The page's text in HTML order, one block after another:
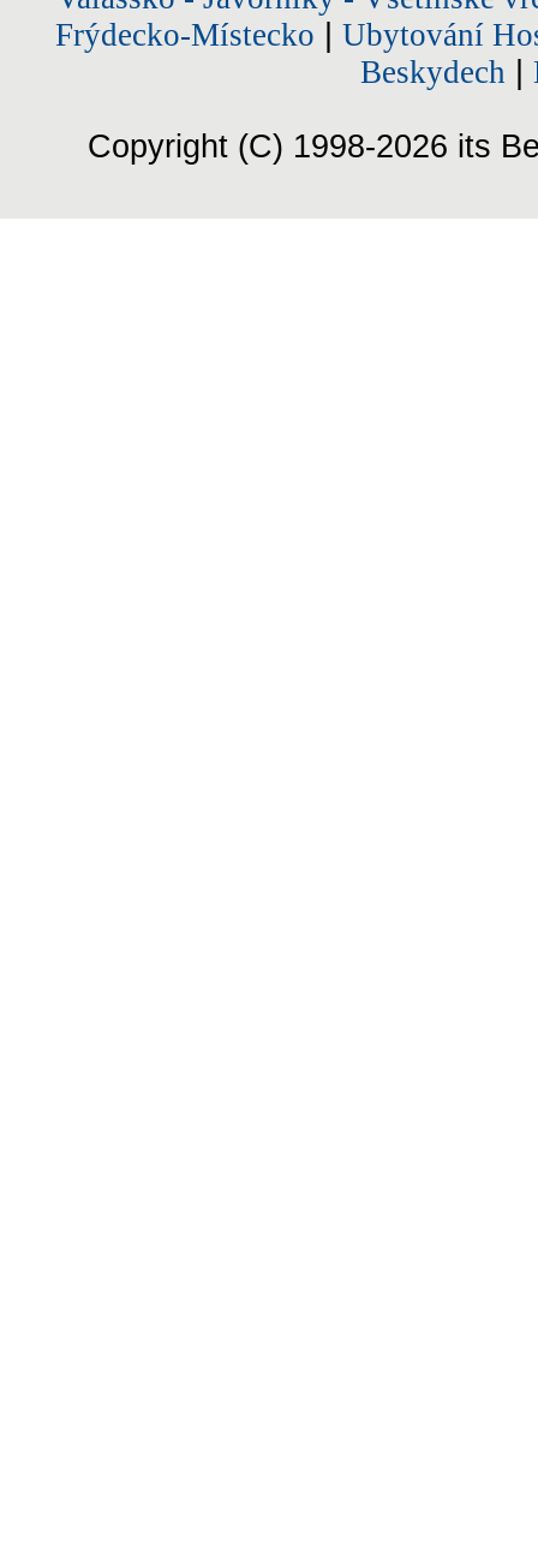
Frýdecko-Místecko
Ubytování
Beskydech
Copyright (C) 1998-2026 its